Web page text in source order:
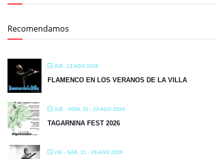
Recomendamos
JUE, 13 AGO 2026
FLAMENCO EN LOS VERANOS DE LA VILLA
JUE - DOM, 20 - 23 AGO 2026
TAGARNINA FEST 2026
VIE - SÁB, 21 - 29 AGO 2026